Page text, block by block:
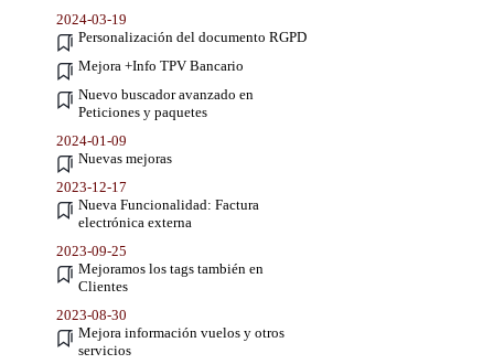
2024-03-19
Personalización del documento RGPD
Mejora +Info TPV Bancario
Nuevo buscador avanzado en
Peticiones y paquetes
2024-01-09
Nuevas mejoras
2023-12-17
Nueva Funcionalidad: Factura
electrónica externa
2023-09-25
Mejoramos los tags también en
Clientes
2023-08-30
Mejora información vuelos y otros
servicios